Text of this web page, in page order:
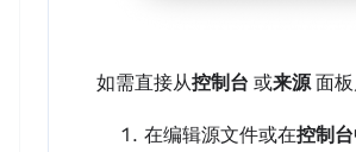
如需直接从控制台 或来源面板
在编辑源文件或在控制台